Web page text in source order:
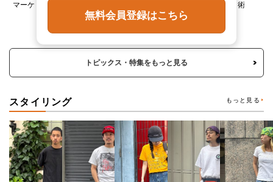
マーケットで本気ショッピング
く着るレイヤード＆ミックス術
トピックス・特集をもっと見る
スタイリング もっと見る
無料会員登録はこちら